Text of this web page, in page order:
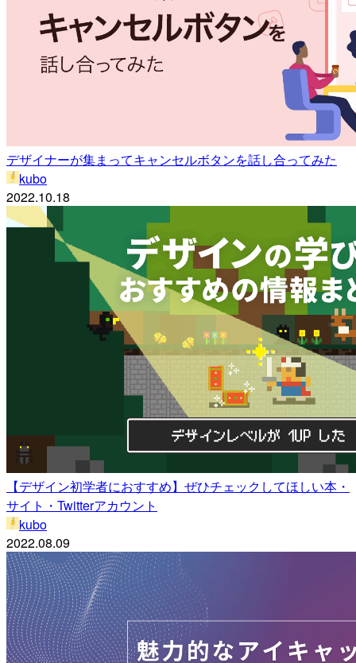
デザイナーが集まってキャンセルボタンを話し合ってみた
kubo
2022.10.18
【デザイン初学者におすすめ】ぜひチェックしてほしい本・
サイト・Twitterアカウント
kubo
2022.08.09